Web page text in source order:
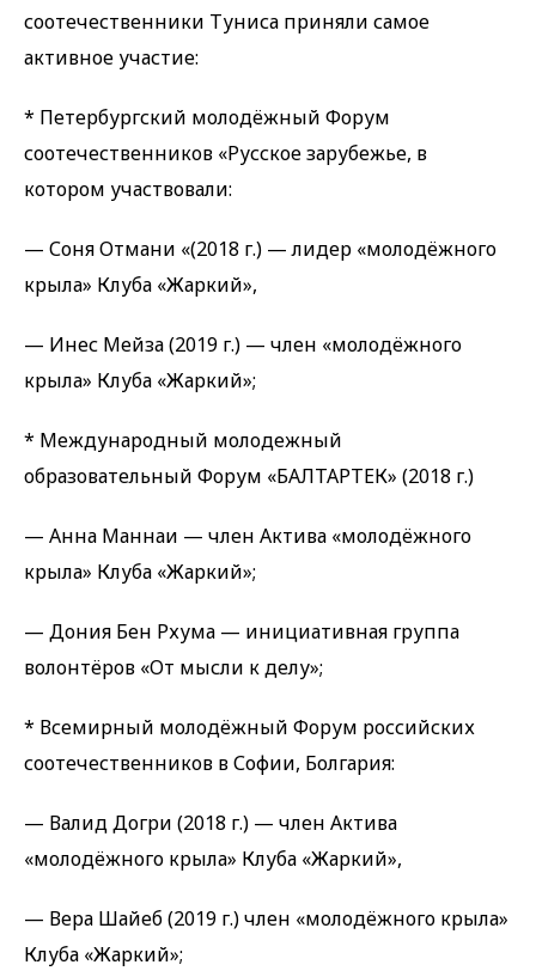
соотечественники Туниса приняли самое
активное участие:
* Петербургский молодёжный Форум
соотечественников «Русское зарубежье, в
котором участвовали:
— Соня Отмани «(2018 г.) — лидер «молодёжного
крыла» Клуба «Жаркий»,
— Инес Мейза (2019 г.) — член «молодёжного
крыла» Клуба «Жаркий»;
* Международный молодежный
образовательный Форум «БАЛТАРТЕК» (2018 г.)
— Анна Маннаи — член Актива «молодёжного
крыла» Клуба «Жаркий»;
— Дония Бен Рхума — инициативная группа
волонтёров «От мысли к делу»;
* Всемирный молодёжный Форум российских
соотечественников в Софии, Болгария:
— Валид Догри (2018 г.) — член Актива
«молодёжного крыла» Клуба «Жаркий»,
— Вера Шайеб (2019 г.) член «молодёжного крыла»
Клуба «Жаркий»;